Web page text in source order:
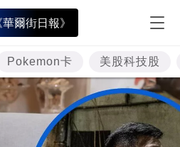
爾街日報》
Pokemon卡 美股科技股